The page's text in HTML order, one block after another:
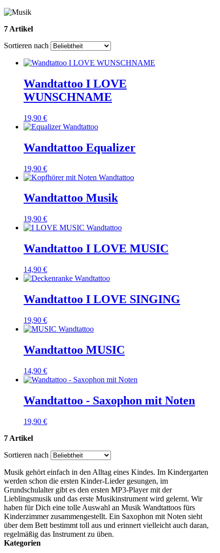
7 Artikel
Sortieren nach
Wandtattoo I LOVE
WUNSCHNAME
19,90 €
Wandtattoo Equalizer
19,90 €
Wandtattoo Musik
19,90 €
Wandtattoo I LOVE MUSIC
14,90 €
Wandtattoo I LOVE SINGING
19,90 €
Wandtattoo MUSIC
14,90 €
Wandtattoo - Saxophon mit Noten
19,90 €
7 Artikel
Sortieren nach
Musik gehört einfach in den Alltag eines Kindes. Im Kindergarten
werden schon die ersten Kinder-Lieder gesungen, im
Grundschulalter gibt es den ersten MP3-Player mit der
Lieblingsmusik und das erste Musikinstrument wird gelernt. Wir
haben für Dich eine tolle Auswahl an Musik Wandtattoos fürs
Kinderzimmer zusammengestellt. Ein Saxophon mit Noten sieht
über dem Bett bestimmt toll aus und erinnert vielleicht auch daran,
regelmäßig das Instrument zu üben.
Kategorien